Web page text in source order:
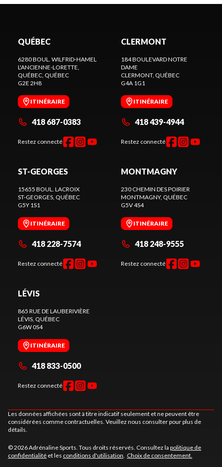
QUÉBEC
6280 BOUL. WILFRID-HAMEL
L'ANCIENNE-LORETTE,
QUÉBEC, QUÉBEC
G2E 2H8
ITINÉRAIRE
418 687-0383
Restez connecté
CLERMONT
184 BOULEVARD NOTRE
DAME
CLERMONT, QUÉBEC
G4A 1G1
ITINÉRAIRE
418 439-4944
Restez connecté
ST-GEORGES
15655 BOUL. LACROIX
ST-GEORGES, QUÉBEC
G5Y 1S1
ITINÉRAIRE
418 228-7574
Restez connecté
MONTMAGNY
230 CHEMIN DES POIRIER
MONTMAGNY, QUÉBEC
G5V 4S4
ITINÉRAIRE
418 248-9555
Restez connecté
LÉVIS
865 RUE DE LAUBERIVIÈRE
LÉVIS, QUÉBEC
G6W 0S4
ITINÉRAIRE
418 833-0500
Restez connecté
Les données affichées sont à titre indicatif seulement et ne peuvent être
considérées comme contractuelles. Veuillez nous consulter pour plus de
détails.
© 2026 Adrénaline Sports. Tous droits réservés. Consultez la politique de
confidentialité et les conditions d'utilisation. Choix de consentement.